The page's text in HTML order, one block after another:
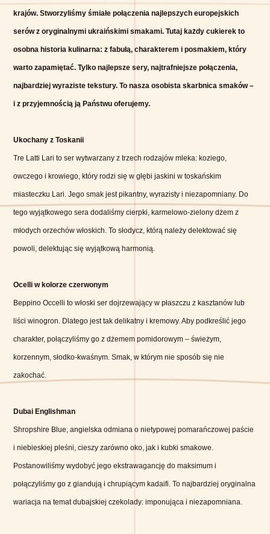
krajów. Stworzyliśmy śmiałe połączenia najlepszych europejskich
serów z oryginalnymi ukraińskimi smakami. Tutaj każdy cukierek to
osobna historia kulinarna: z fabułą, charakterem i posmakiem, który
warto zapamiętać. Tylko najlepsze sery, najtrafniejsze połączenia,
najbardziej wyraziste tekstury. To nasza osobista skarbnica smaków –
i z przyjemnością ją Państwu oferujemy.
Ukochany z Toskanii
Tre Latti Lari to ser wytwarzany z trzech rodzajów mleka: koziego,
owczego i krowiego, który rodzi się w głębi jaskini w toskańskim
miasteczku Lari. Jego smak jest pikantny, wyrazisty i niezapomniany. Do
tego wyjątkowego sera dodaliśmy cierpki, karmelowo-zielony dżem z
młodych orzechów włoskich. To słodycz, którą należy delektować się
powoli, delektując się wyjątkową harmonią.
Ocelli w kolorze czerwonym
Beppino Occelli to włoski ser dojrzewający w płaszczu z kasztanów lub
liści winogron. Dlatego jest tak delikatny i kremowy. Aby podkreślić jego
charakter, połączyliśmy go z dżemem pomidorowym – świeżym,
korzennym, słodko-kwaśnym. Smak, w którym nie sposób się nie
zakochać.
Dubai Englishman
Shropshire Blue, angielska odmiana o nietypowej pomarańczowej paście
i niebieskiej pleśni, cieszy zarówno oko, jak i kubki smakowe.
Postanowiliśmy wydobyć jego ekstrawagancję do maksimum i
połączyliśmy go z giandują i chrupiącym kadaifi. To najbardziej oryginalna
wariacja na temat dubajskiej czekolady: imponująca i niezapomniana.